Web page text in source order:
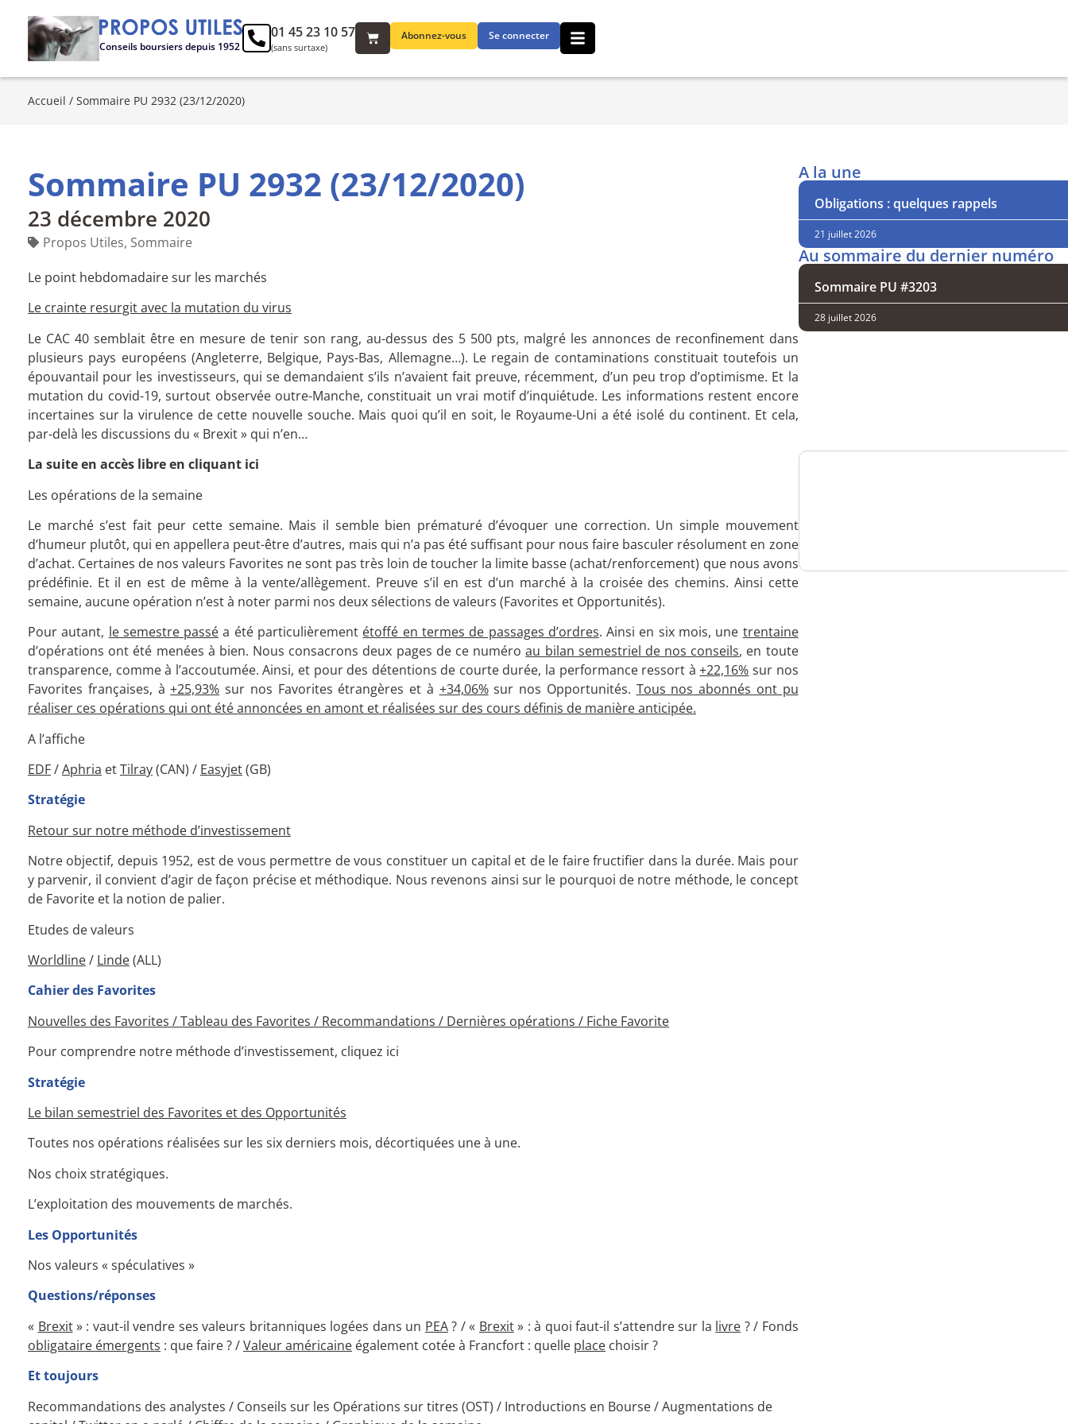
Conseils boursiers depuis 1952
Abonnez-vous Se connecter
01 45 23 10 57
(sans surtaxe)
Accueil / Sommaire PU 2932 (23/12/2020)
Sommaire PU 2932 (23/12/2020)
23 décembre 2020
Propos Utiles, Sommaire
Le point hebdomadaire sur les marchés
Le crainte resurgit avec la mutation du virus
Le CAC 40 semblait être en mesure de tenir son rang, au-dessus des 5 500 pts, malgré les annonces de reconfinement dans
plusieurs pays européens (Angleterre, Belgique, Pays-Bas, Allemagne…). Le regain de contaminations constituait toutefois un
épouvantail pour les investisseurs, qui se demandaient s’ils n’avaient fait preuve, récemment, d’un peu trop d’optimisme. Et la
mutation du covid-19, surtout observée outre-Manche, constituait un vrai motif d’inquiétude. Les informations restent encore
incertaines sur la virulence de cette nouvelle souche. Mais quoi qu’il en soit, le Royaume-Uni a été isolé du continent. Et cela,
par-delà les discussions du « Brexit » qui n’en…
La suite en accès libre en cliquant ici
Les opérations de la semaine
Le marché s’est fait peur cette semaine. Mais il semble bien prématuré d’évoquer une correction. Un simple mouvement
d’humeur plutôt, qui en appellera peut-être d’autres, mais qui n’a pas été suffisant pour nous faire basculer résolument en zone
d’achat. Certaines de nos valeurs Favorites ne sont pas très loin de toucher la limite basse (achat/renforcement) que nous avons
prédéfinie. Et il en est de même à la vente/allègement. Preuve s’il en est d’un marché à la croisée des chemins. Ainsi cette
semaine, aucune opération n’est à noter parmi nos deux sélections de valeurs (Favorites et Opportunités).
Pour autant, le semestre passé a été particulièrement étoffé en termes de passages d’ordres. Ainsi en six mois, une trentaine
d’opérations ont été menées à bien. Nous consacrons deux pages de ce numéroau bilan semestriel de nos conseils, en toute
transparence, comme à l’accoutumée. Ainsi, et pour des détentions de courte durée, la performance ressort à+22,16% sur nos
Favorites françaises, à+25,93% sur nos Favorites étrangères et à +34,06%sur nos Opportunités. Tous nos abonnés ont pu
réaliser ces opérations qui ont été annoncées en amont et réalisées sur des cours définis de manière anticipée.
A l’affiche
EDF/Aphria etTilray(CAN) / Easyjet(GB)
Stratégie
Retour sur notre méthode d’investissement
Notre objectif, depuis 1952, est de vous permettre de vous constituer un capital et de le faire fructifier dans la durée. Mais pour
y parvenir, il convient d’agir de façon précise et méthodique. Nous revenons ainsi sur le pourquoi de notre méthode, le concept
de Favorite et la notion de palier.
Etudes de valeurs
Worldline/ Linde(ALL)
Cahier des Favorites
Nouvelles des Favorites / Tableau des Favorites / Recommandations / Dernières opérations / Fiche Favorite
Pour comprendre notre méthode d’investissement, cliquez ici
Stratégie
Le bilan semestriel des Favorites et des Opportunités
Toutes nos opérations réalisées sur les six derniers mois, décortiquées une à une.
Nos choix stratégiques.
L’exploitation des mouvements de marchés.
Les Opportunités
Nos valeurs « spéculatives »
Questions/réponses
« Brexit» : vaut-il vendre ses valeurs britanniques logées dans un PEA? / « Brexit» : à quoi faut-il s’attendre sur la livre ? / Fonds
obligataire émergents : que faire ? /Valeur américaine également cotée à Francfort : quelle place choisir ?
Et toujours
Recommandations des analystes / Conseils sur les Opérations sur titres (OST) / Introductions en Bourse / Augmentations de
A la une
Obligations : quelques rappels
21 juillet 2026
Au sommaire du dernier numéro
Sommaire PU #3203
28 juillet 2026